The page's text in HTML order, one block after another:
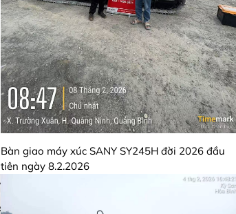
Bàn giao máy xúc SANY SY245H đời 2026 đầu
tiên ngày 8.2.2026